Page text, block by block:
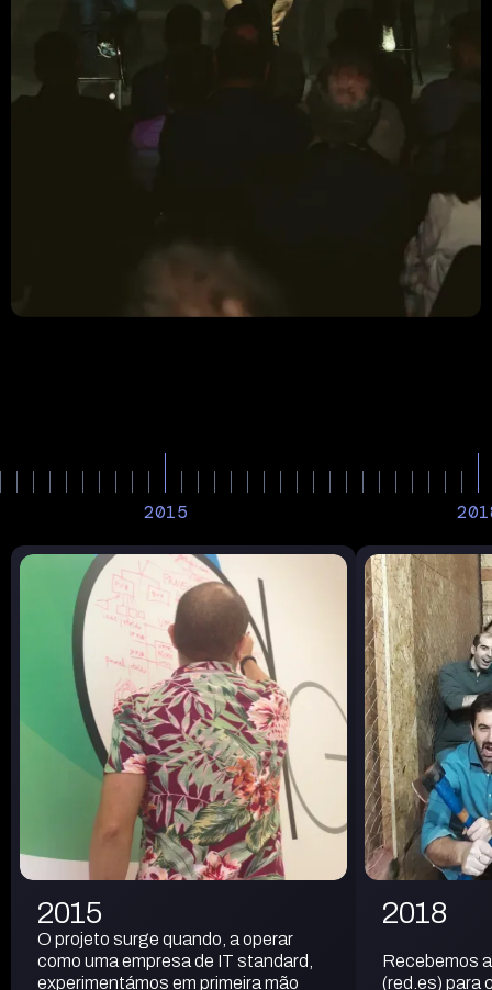
2015
2015
O projeto surge quando, a operar
como uma empresa de IT standard,
experimentámos em primeira mão
2018
Recebemos
(red.es) para